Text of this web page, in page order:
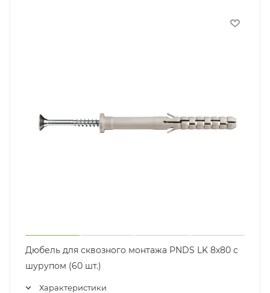
Дюбель для сквозного монтажа PNDS LK 8х80 с
шурупом (60 шт.)
Характеристики